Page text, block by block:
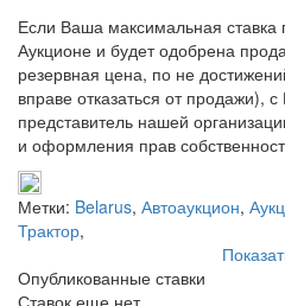
Если Ваша максимальная
Аукционе и будет одобрена
резервная цена, по не
вправе отказаться от продажи),
представитель нашей
и оформления прав
Метки: Belarus, Автоаукцион,
Трактор,
Опубликованные ставки
Ставок еще нет.